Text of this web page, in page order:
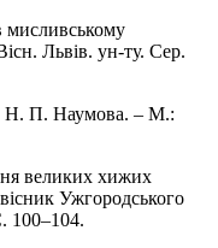
Львів. ун-ту. Сер.
Н. П. Наумова. – М.:
великих хижих
Ужгородського
100–104.